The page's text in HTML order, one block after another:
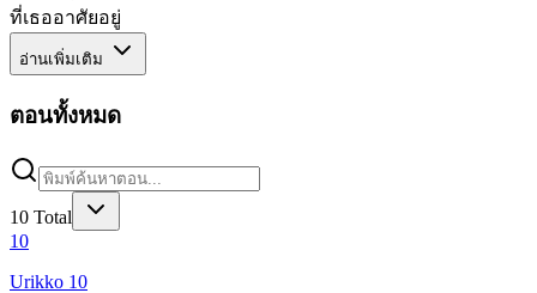
ที่เธออาศัยอยู่
อ่านเพิ่มเติม
ตอนทั้งหมด
10 Total
10
Urikko 10